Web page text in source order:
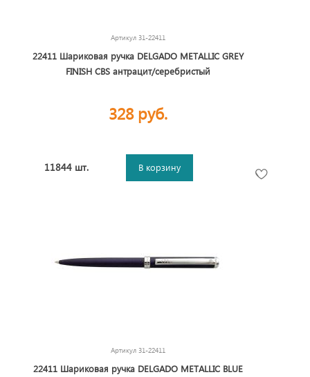
Артикул 31-22411
22411 Шариковая ручка DELGADO METALLIC GREY
FINISH CBS антрацит/серебристый
328 руб.
11844 шт. В корзину
Артикул 31-22411
22411 Шариковая ручка DELGADO METALLIC BLUE